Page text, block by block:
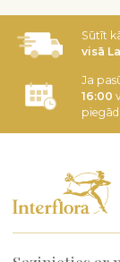
Sūtīt
visā
Ja
16:00